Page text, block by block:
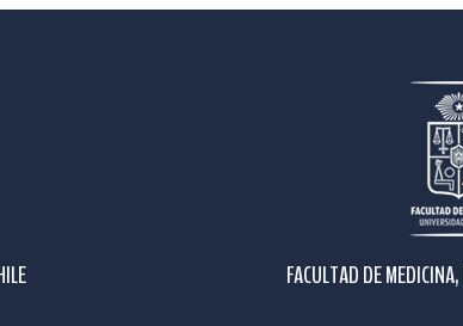
FACULTAD DE